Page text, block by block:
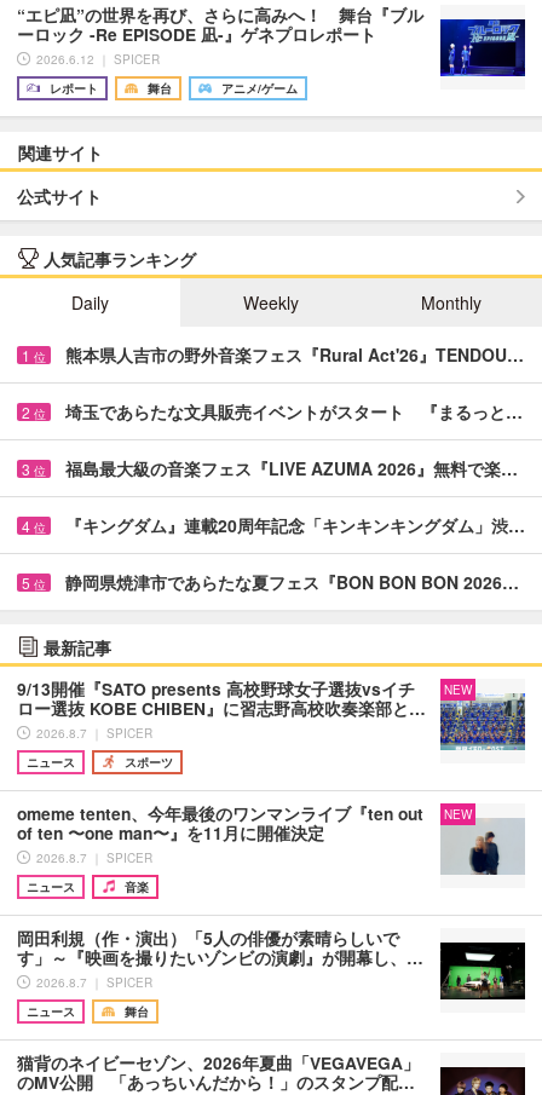
“エピ凪”の世界を再び、さらに高みへ！ 舞台『ブル
ーロック -Re EPISODE 凪-』ゲネプロレポート
2026.6.12 ｜ SPICER
レポート
舞台 アニメ/ゲーム
関連サイト
公式サイト
人気記事ランキング
Daily
Weekly Monthly
1 位 熊本県人吉市の野外音楽フェス『Rural Act'26』TENDOU…
2 位 埼玉であらたな文具販売イベントがスタート 『まるっと…
3 位 福島最大級の音楽フェス『LIVE AZUMA 2026』無料で楽…
4 位 『キングダム』連載20周年記念「キンキンキングダム」渋…
5 位 静岡県焼津市であらたな夏フェス『BON BON BON 2026…
最新記事
9/13開催『SATO presents 高校野球女子選抜vsイチ
ロー選抜 KOBE CHIBEN』に習志野高校吹奏楽部と…
2026.8.7 ｜ SPICER
ニュース
スポーツ
NEW
omeme tenten、今年最後のワンマンライブ『ten out
of ten 〜one man〜』を11月に開催決定
2026.8.7 ｜ SPICER
ニュース
音楽
NEW
岡田利規（作・演出）「5人の俳優が素晴らしいで
す」～『映画を撮りたいゾンビの演劇』が開幕し、…
2026.8.7 ｜ SPICER
ニュース
舞台
猫背のネイビーセゾン、2026年夏曲「VEGAVEGA」
のMV公開 「あっちいんだから！」のスタンプ配…